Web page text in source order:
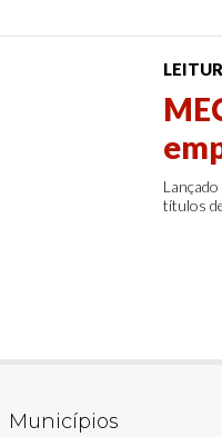
títulos
Municípios